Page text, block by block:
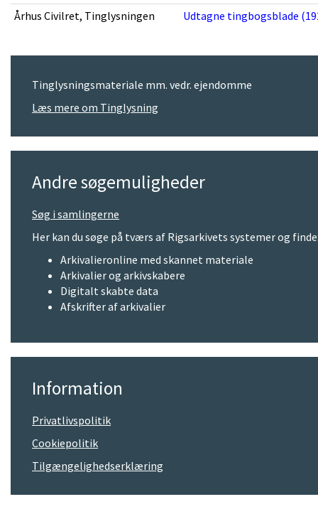
Århus Civilret, Tinglysningen
Udtagne tingbogsblade
Tinglysningsmateriale mm. vedr. ejendomme
Læs mere om Tinglysning
Andre søgemuligheder
Søg i samlingerne
Her kan du søge på tværs af Rigsarkivets systemer og
Arkivalieronline med skannet materiale
Arkivalier og arkivskabere
Digitalt skabte data
Afskrifter af arkivalier
Information
Privatlivspolitik
Cookiepolitik
Tilgængelighedserklæring